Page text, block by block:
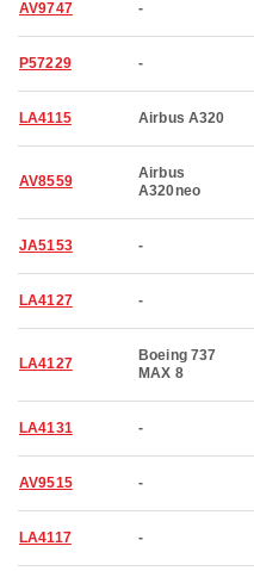
AV9747 -
P57229 -
LA4115 Airbus A320
AV8559
Airbus
A320neo
JA5153 -
LA4127 -
LA4127
Boeing 737
MAX 8
LA4131 -
AV9515 -
LA4117 -